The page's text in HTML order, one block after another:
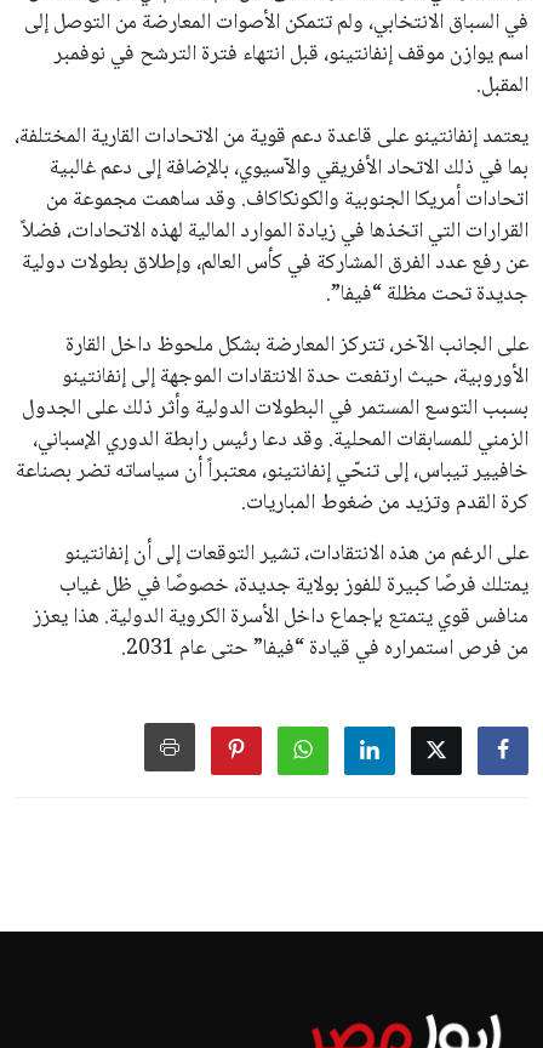
القائمة البريدية
انضم إلى قائمة المشتركين لدينا لتحصل على أحدث الأخبار، التحديثات
والعروض الخاصة مباشرة في صندوق بريدك
اشتراك
جميع الحقوق محفوظة لموقعنا ايوا مصر